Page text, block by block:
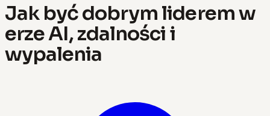
Jak być dobrym liderem w
erze AI, zdalności i
wypalenia